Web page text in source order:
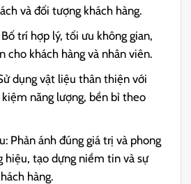
và đối tượng khách hàng.
trí hợp lý, tối ưu không gian,
cho khách hàng và nhân viên.
dụng vật liệu thân thiện với
năng lượng, bền bỉ theo
Phản ánh đúng giá trị và phong
hiệu, tạo dựng niềm tin và sự
hàng.